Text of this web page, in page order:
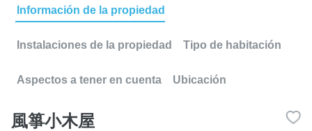
Información de la propiedad
Instalaciones de la propiedad Tipo de habitación
Aspectos a tener en cuenta Ubicación
風箏小木屋